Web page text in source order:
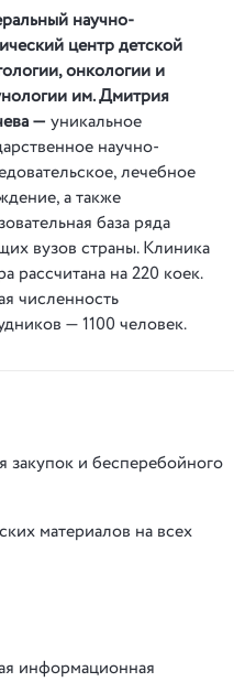
научно-
центр детской
онкологии и
им. Дмитрия
— уникальное
научно-
лечебное
а также
база ряда
вузов страны. Клиника
рассчитана на 220 коек.
численность
— 1100 человек.
закупок и бесперебойного
материалов на всех
информационная